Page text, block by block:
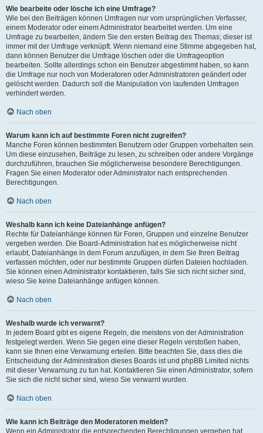
Wie bearbeite oder lösche ich eine Umfrage?
Wie bei den Beiträgen können Umfragen nur vom ursprünglichen Verfasser,
einem Moderator oder einem Administrator bearbeitet werden. Um eine
Umfrage zu bearbeiten, ändern Sie den ersten Beitrag des Themas; dieser ist
immer mit der Umfrage verknüpft. Wenn niemand eine Stimme abgegeben hat,
dann können Benutzer die Umfrage löschen oder die Umfrageoption
bearbeiten. Sollte allerdings schon ein Benutzer abgestimmt haben, so kann
die Umfrage nur noch von Moderatoren oder Administratoren geändert oder
gelöscht werden. Dadurch soll die Manipulation von laufenden Umfragen
verhindert werden.
Nach oben
Warum kann ich auf bestimmte Foren nicht zugreifen?
Manche Foren können bestimmten Benutzern oder Gruppen vorbehalten sein.
Um diese einzusehen, Beiträge zu lesen, zu schreiben oder andere Vorgänge
durchzuführen, brauchen Sie möglicherweise besondere Berechtigungen.
Fragen Sie einen Moderator oder Administrator nach entsprechenden
Berechtigungen.
Nach oben
Weshalb kann ich keine Dateianhänge anfügen?
Rechte für Dateianhänge können für Foren, Gruppen und einzelne Benutzer
vergeben werden. Die Board-Administration hat es möglicherweise nicht
erlaubt, Dateianhänge in dem Forum anzufügen, in dem Sie Ihren Beitrag
verfassen möchten, oder nur bestimmte Gruppen dürfen Dateien hochladen.
Sie können einen Administrator kontaktieren, falls Sie sich nicht sicher sind,
wieso Sie keine Dateianhänge anfügen können.
Nach oben
Weshalb wurde ich verwarnt?
In jedem Board gibt es eigene Regeln, die meistens von der Administration
festgelegt werden. Wenn Sie gegen eine dieser Regeln verstoßen haben,
kann sie Ihnen eine Verwarnung erteilen. Bitte beachten Sie, dass dies die
Entscheidung der Administration dieses Boards ist und phpBB Limited nichts
mit dieser Verwarnung zu tun hat. Kontaktieren Sie einen Administrator, sofern
Sie sich die nicht sicher sind, wieso Sie verwarnt wurden.
Nach oben
Wie kann ich Beiträge den Moderatoren melden?
Wenn ein Administrator die entsprechenden Berechtigungen vergeben hat,